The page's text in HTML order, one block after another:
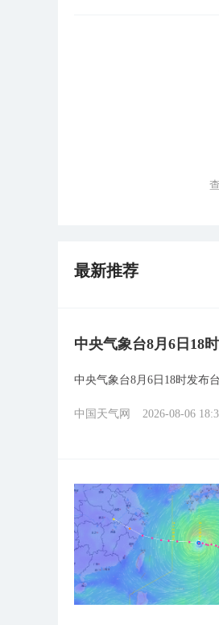
最新推荐
中央气象台8月6日18
中央气象台8月6日18时发布
中国天气网 2026-08-06